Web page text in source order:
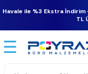
Havale ile %3 Ekstra İndirim
TL